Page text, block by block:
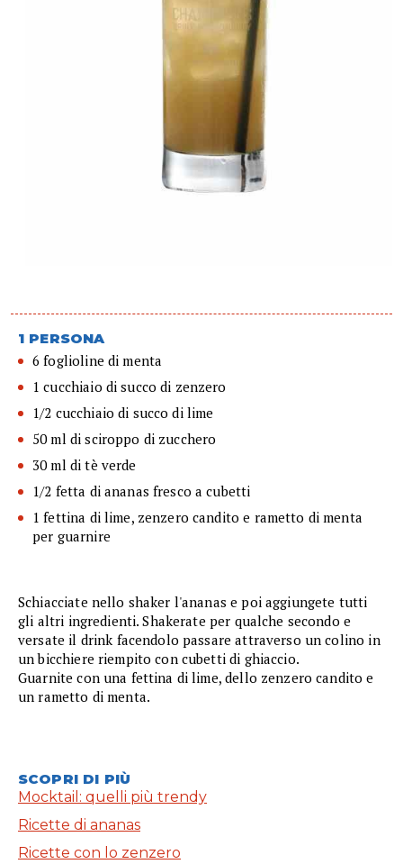
1 PERSONA
6 foglioline di menta
1 cucchiaio di succo di zenzero
1/2 cucchiaio di succo di lime
50 ml di sciroppo di zucchero
30 ml di tè verde
1/2 fetta di ananas fresco a cubetti
1 fettina di lime, zenzero candito e rametto di menta
per guarnire
Schiacciate nello shaker l'ananas e poi aggiungete tutti
gli altri ingredienti. Shakerate per qualche secondo e
versate il drink facendolo passare attraverso un colino in
un bicchiere riempito con cubetti di ghiaccio.
Guarnite con una fettina di lime, dello zenzero candito e
un rametto di menta.
SCOPRI DI PIÙ
Mocktail: quelli più trendy
Ricette di ananas
Ricette con lo zenzero